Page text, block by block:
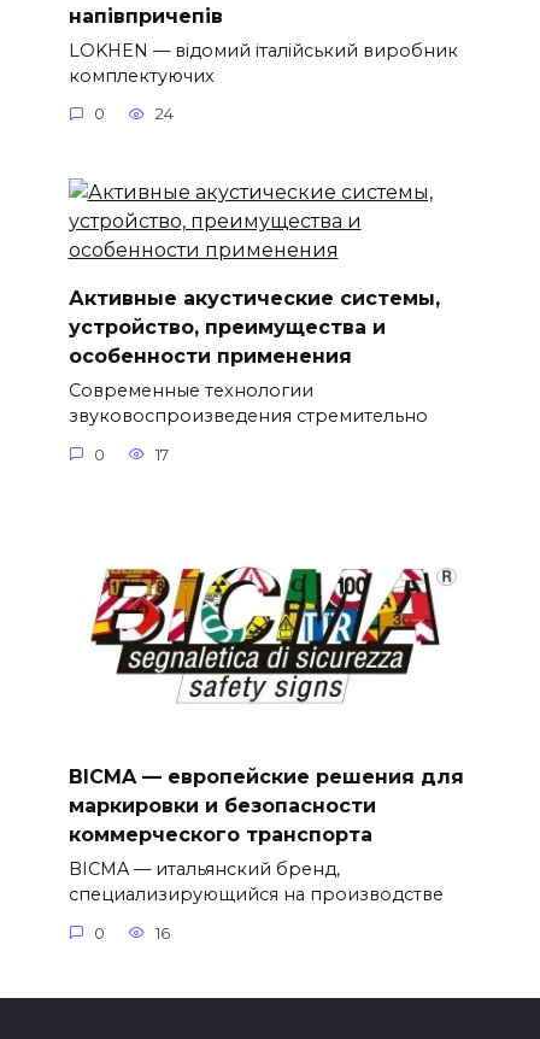
напівпричепів
LOKHEN — відомий італійський виробник
комплектуючих
0 24
Активные акустические системы,
устройство, преимущества и
особенности применения
Современные технологии
звуковоспроизведения стремительно
0 17
BICMA — европейские решения для
маркировки и безопасности
коммерческого транспорта
BICMA — итальянский бренд,
специализирующийся на производстве
0 16